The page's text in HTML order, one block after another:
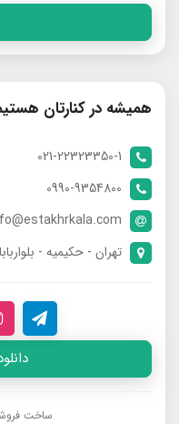
همیشه در کنارتان
021-22323350-1
0990-9354800
تهران - حکیمیه -
ساخت